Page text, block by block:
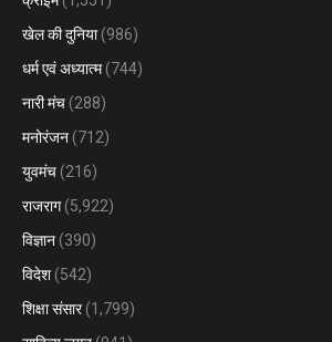
खेल की दुनिया(986)
धर्म एवं अध्यात्म(744)
नारी मंच (288)
मनोरंजन (712)
युवमंच (216)
राजराग(5,922)
विज्ञान (390)
विदेश (542)
शिक्षा संसार(1,799)